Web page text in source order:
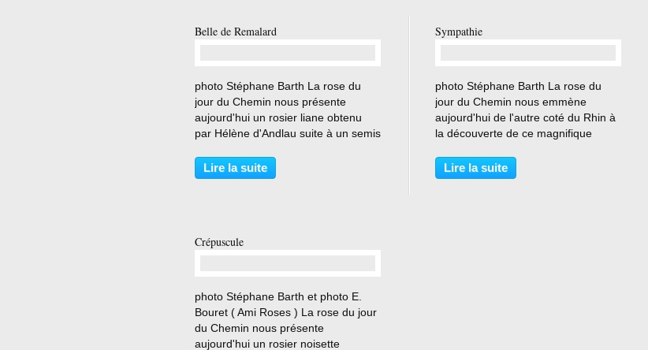
Belle de Remalard
photo Stéphane Barth La rose du
jour du Chemin nous présente
aujourd'hui un rosier liane obtenu
par Hélène d'Andlau suite à un semis
situé à Remalard ( Orne ) et baptisé
par André Eve . Rosier planté au
Lire la suite
Sympathie
photo Stéphane Barth La rose du
jour du Chemin nous emmène
aujourd'hui de l'autre coté du Rhin à
la découverte de ce magnifique
Kordes de 1964 . Ce rosier a été
planté au Chemin en 12 2019 . photo
Lire la suite
Crépuscule
photo Stéphane Barth et photo E.
Bouret ( Ami Roses ) La rose du jour
du Chemin nous présente
aujourd'hui un rosier noisette